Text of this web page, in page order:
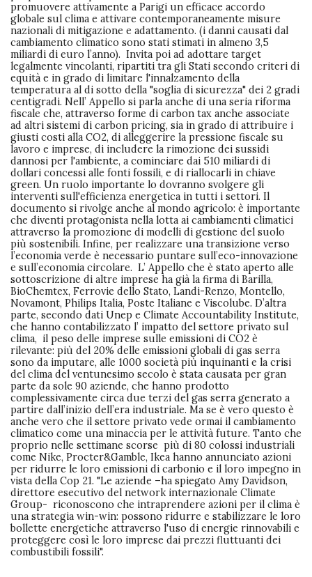
promuovere attivamente a Parigi un efficace accordo
globale sul clima e attivare contemporaneamente misure
nazionali di mitigazione e adattamento. (i danni causati dal
cambiamento climatico sono stati stimati in almeno 3,5
miliardi di euro l’anno). Invita poi ad adottare target
legalmente vincolanti, ripartiti tra gli Stati secondo criteri di
equità e in grado di limitare l'innalzamento della
temperatura al di sotto della "soglia di sicurezza" dei 2 gradi
centigradi. Nell’ Appello si parla anche di una seria riforma
fiscale che, attraverso forme di carbon tax anche associate
ad altri sistemi di carbon pricing, sia in grado di attribuire i
giusti costi alla CO2, di alleggerire la pressione fiscale su
lavoro e imprese, di includere la rimozione dei sussidi
dannosi per l'ambiente, a cominciare dai 510 miliardi di
dollari concessi alle fonti fossili, e di riallocarli in chiave
green. Un ruolo importante lo dovranno svolgere gli
interventi sull'efficienza energetica in tutti i settori. Il
documento si rivolge anche al mondo agricolo: è importante
che diventi protagonista nella lotta ai cambiamenti climatici
attraverso la promozione di modelli di gestione del suolo
più sostenibili. Infine, per realizzare una transizione verso
l’economia verde è necessario puntare sull’eco-innovazione
e sull’economia circolare. L’ Appello che è stato aperto alle
sottoscrizione di altre imprese ha già la firma di Barilla,
BioChemtex, Ferrovie dello Stato, Landi-Renzo, Montello,
Novamont, Philips Italia, Poste Italiane e Viscolube. D’altra
parte, secondo dati Unep e Climate Accountability Institute,
che hanno contabilizzato l’ impatto del settore privato sul
clima, il peso delle imprese sulle emissioni di CO2 è
rilevante: più del 20% delle emissioni globali di gas serra
sono da imputare, alle 1000 società più inquinanti e la crisi
del clima del ventunesimo secolo è stata causata per gran
parte da sole 90 aziende, che hanno prodotto
complessivamente circa due terzi del gas serra generato a
partire dall’inizio dell’era industriale. Ma se è vero questo è
anche vero che il settore privato vede ormai il cambiamento
climatico come una minaccia per le attività future. Tanto che
proprio nelle settimane scorse più di 80 colossi industriali
come Nike, Procter&Gamble, Ikea hanno annunciato azioni
per ridurre le loro emissioni di carbonio e il loro impegno in
vista della Cop 21. "Le aziende –ha spiegato Amy Davidson,
direttore esecutivo del network internazionale Climate
Group- riconoscono che intraprendere azioni per il clima è
una strategia win-win: possono ridurre e stabilizzare le loro
bollette energetiche attraverso l'uso di energie rinnovabili e
proteggere così le loro imprese dai prezzi fluttuanti dei
combustibili fossili".